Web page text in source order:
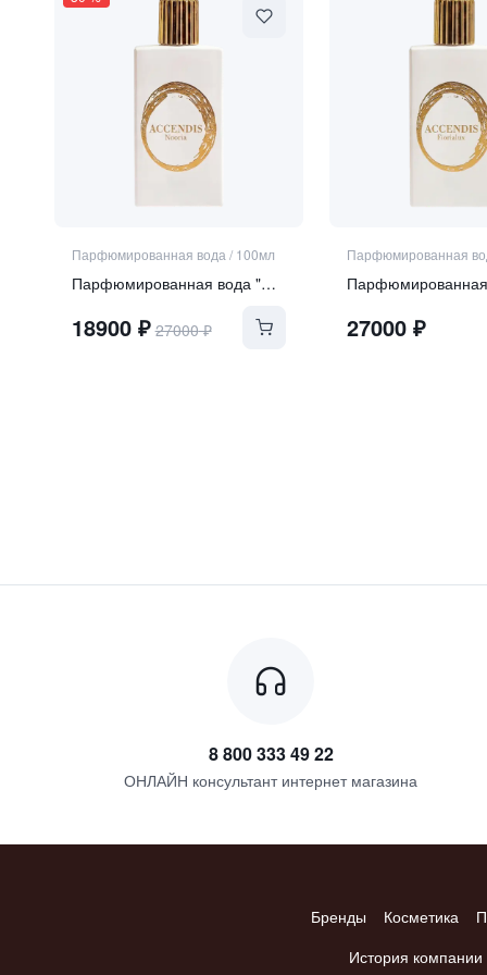
Парфюмированная вода / 100мл
Парфюмированная вода "NOORIA"
18900₽ 27000₽
Парфюмированная
27000 ₽
8 800 333 49 22
ОНЛАЙН консультант интернет магазина
Бренды Косметика
История компании